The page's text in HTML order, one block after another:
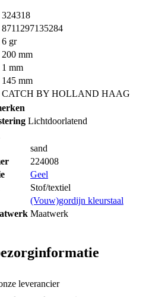
324318
8711297135284
6 gr
200 mm
1 mm
145 mm
CATCH BY HOLLAND HAAG
Lichtdoorlatend
sand
224008
Geel
Stof/textiel
(Vouw)gordijn kleurstaal
Maatwerk
leverancier